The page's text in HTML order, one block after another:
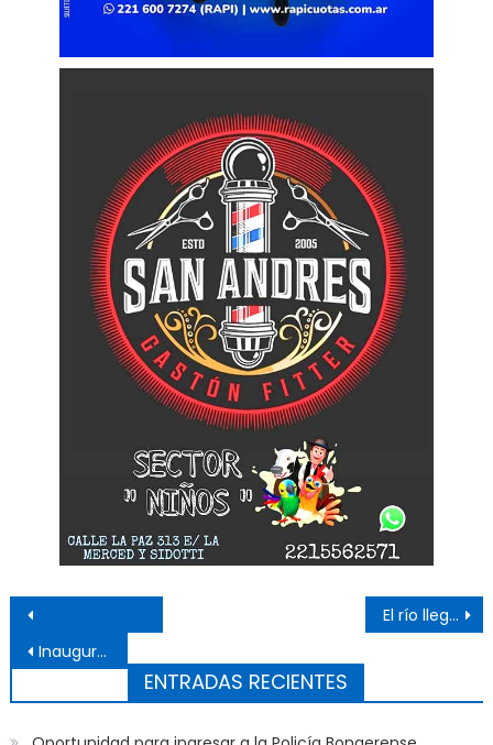
Navegación de entradas
Inauguraron mural en el barrio 5 de Mayo
El río llegará a 2,20 por la tarde
ENTRADAS RECIENTES